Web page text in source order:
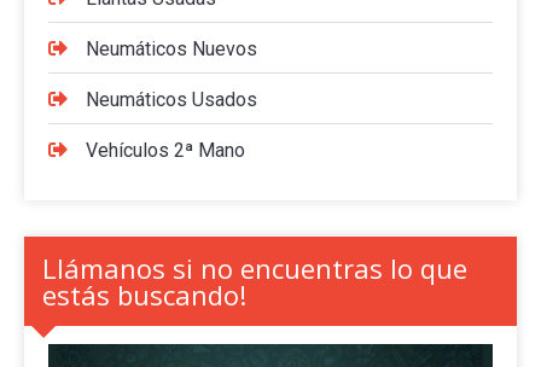
Neumáticos Nuevos
Neumáticos Usados
Vehículos 2ª Mano
Llámanos si no encuentras lo que
estás buscando!